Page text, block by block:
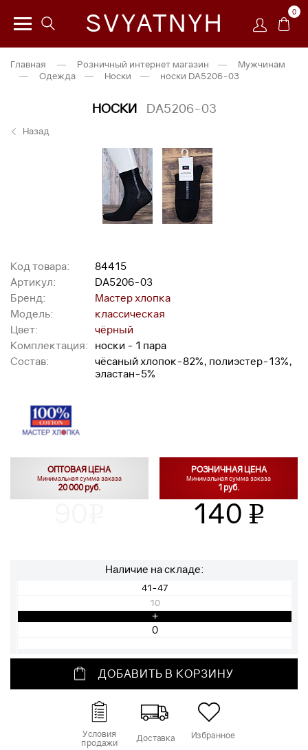
SVYATNYH 0
Главная — Розничный интернет магазин —
Мужчинам
—
Одежда — Носки — носки DA5206-03
НОСКИ DA5206-03
Назад
Код товара:
84415
Артикул:
DA5206-03
Бренд:
Мастер хлопка
Модель:
классическая
Цвет:
чёрный
Комплектация:
носки - 1 пара
Состав:
чёсаный хлопок-82%, полиэстер-13%,
эластан-5%
ОПТОВАЯ ЦЕНА
Минимальная сумма заказа
20 000 руб.
РОЗНИЧНАЯ ЦЕНА
Минимальная сумма заказа
1 руб.
140 v
Наличие на складе:
41-47
10
+
ДОБАВИТЬ В КОРЗИНУ
Условия
продажи Доставка Избранное